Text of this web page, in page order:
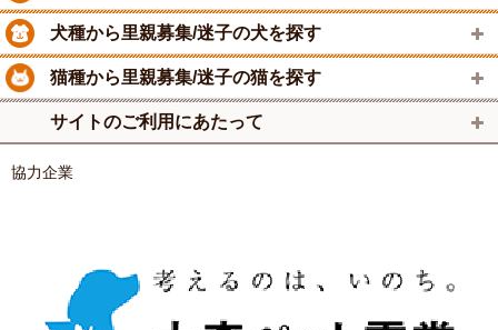
犬種から里親募集/迷子の犬を探す
猫種から里親募集/迷子の猫を探す
サイトのご利用にあたって
協力企業